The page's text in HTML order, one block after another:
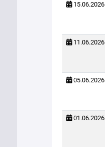
15.06.2026
11.06.2026
05.06.2026
01.06.2026